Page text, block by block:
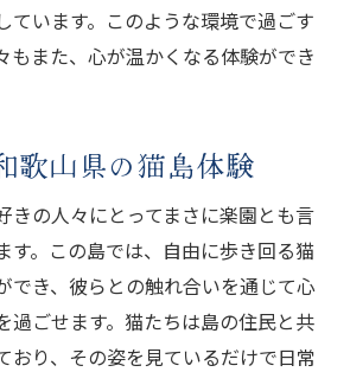
ています。このような環境で過ごす
もまた、心が温かくなる体験ができ
歌山県の猫島体験
きの人々にとってまさに楽園とも言
す。この島では、自由に歩き回る猫
でき、彼らとの触れ合いを通じて心
過ごせます。猫たちは島の住民と共
おり、その姿を見ているだけで日常